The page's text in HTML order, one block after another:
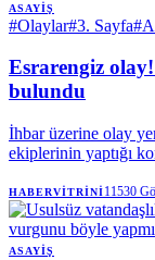
ASAYIŞ
#Olaylar#3. Sayfa#
Esrarengiz
bulundu
İhbar üzerine olay
ekiplerinin yaptığı
yeri inceleme
kişinin cenazesi,
Adana Adli Tıp
HABERVITRINI11530
ASAYIŞ